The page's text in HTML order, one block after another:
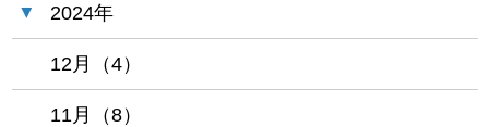
2024年
12月（4）
11月（8）